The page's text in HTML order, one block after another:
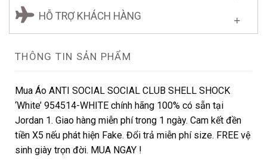
HỖ TRỢ KHÁCH HÀNG
THÔNG TIN SẢN PHẨM
Mua Áo ANTI SOCIAL SOCIAL CLUB SHELL SHOCK
‘White’ 954514-WHITE chính hãng 100% có sẵn tại
Jordan 1. Giao hàng miễn phí trong 1 ngày. Cam kết đền
tiền X5 nếu phát hiện Fake. Đổi trả miễn phí size. FREE vệ
sinh giày trọn đời. MUA NGAY !